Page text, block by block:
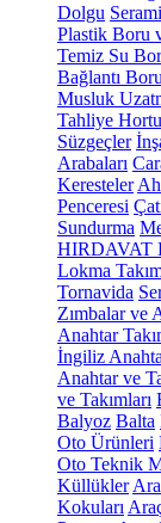
Dolgu
Plastik Boru
Temiz Su
Bağlantı
Musluk
Tahliye
Süzgeçler
Arabaları
Keresteler
Penceresi
Sundurma
HIRDAVAT
Lokma
Tornavida
Zımbalar ve
Anahtar
İngiliz
Anahtar ve
ve Takımları
Balyoz Balta
Oto Ürünleri
Oto Teknik
Küllükler
Kokuları